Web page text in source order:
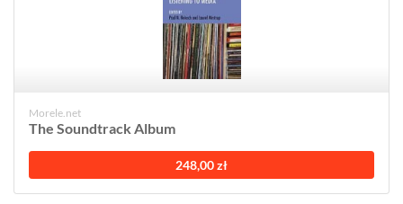
Morele.net
The Soundtrack Album
248,00 zł